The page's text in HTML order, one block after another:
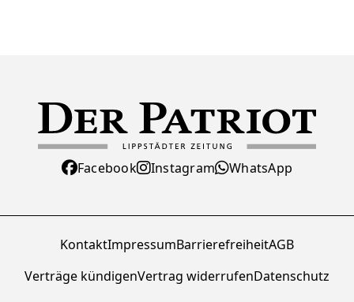
Facebook Instagram WhatsApp
KontaktImpressumBarrierefreiheitAGB
Verträge kündigenVertrag widerrufenDatenschutz